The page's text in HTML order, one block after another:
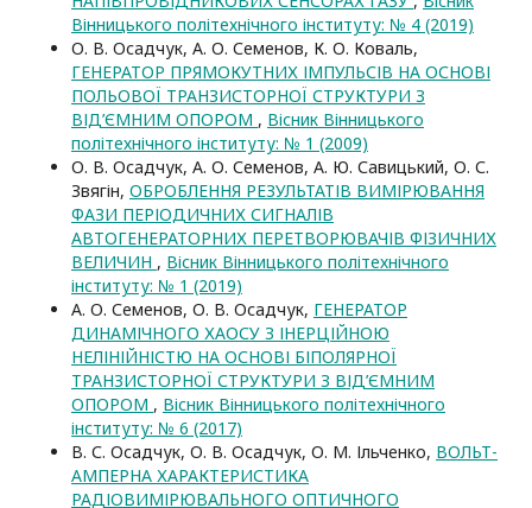
Вінницького політехнічного інституту: № 4 (2019)
О. В. Осадчук, А. О. Семенов, К. О. Коваль,
ГЕНЕРАТОР ПРЯМОКУТНИХ ІМПУЛЬСІВ НА ОСНОВІ
ПОЛЬОВОЇ ТРАНЗИСТОРНОЇ СТРУКТУРИ З
ВІД’ЄМНИМ ОПОРОМ , Вісник Вінницького
політехнічного інституту: № 1 (2009)
О. В. Осадчук, А. О. Семенов, А. Ю. Савицький, О. С.
Звягін, ОБРОБЛЕННЯ РЕЗУЛЬТАТІВ ВИМІРЮВАННЯ
ФАЗИ ПЕРІОДИЧНИХ СИГНАЛІВ
АВТОГЕНЕРАТОРНИХ ПЕРЕТВОРЮВАЧІВ ФІЗИЧНИХ
ВЕЛИЧИН , Вісник Вінницького політехнічного
інституту: № 1 (2019)
А. О. Семенов, О. В. Осадчук, ГЕНЕРАТОР
ДИНАМІЧНОГО ХАОСУ З ІНЕРЦІЙНОЮ
НЕЛІНІЙНІСТЮ НА ОСНОВІ БІПОЛЯРНОЇ
ТРАНЗИСТОРНОЇ СТРУКТУРИ З ВІД’ЄМНИМ
ОПОРОМ , Вісник Вінницького політехнічного
інституту: № 6 (2017)
В. С. Осадчук, О. В. Осадчук, О. М. Ільченко, ВОЛЬТ-
АМПЕРНА ХАРАКТЕРИСТИКА
РАДІОВИМІРЮВАЛЬНОГО ОПТИЧНОГО